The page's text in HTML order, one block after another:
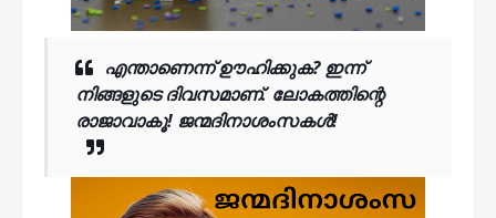
എന്താണെന്ന് ഊഹിക്കുക? ഇന്ന്
നിങ്ങളുടെ ദിവസമാണ്. ലോകത്തിന്റെ
രാജാവാകൂ! ജന്മദിനാശംസകൾ!